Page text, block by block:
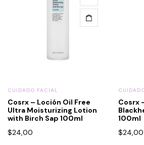
CUIDADO FACIAL
Cosrx – Loción Oil Free
Ultra Moisturizing Lotion
with Birch Sap 100ml
$24,00
Cosrx
100ml
$24,00